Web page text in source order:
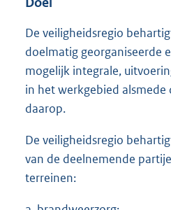
De veiligheidsregio
doelmatig georganiseerde
mogelijk integrale,
in het werkgebied
daarop.
De veiligheidsregio
van de deelnemende
terreinen: